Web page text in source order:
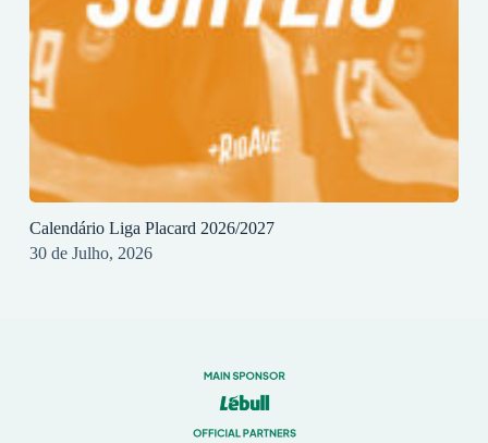
Calendário Liga Placard 2026/2027
30 de Julho, 2026